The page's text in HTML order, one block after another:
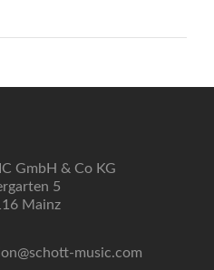
GmbH & Co KG
5
Mainz
music.com